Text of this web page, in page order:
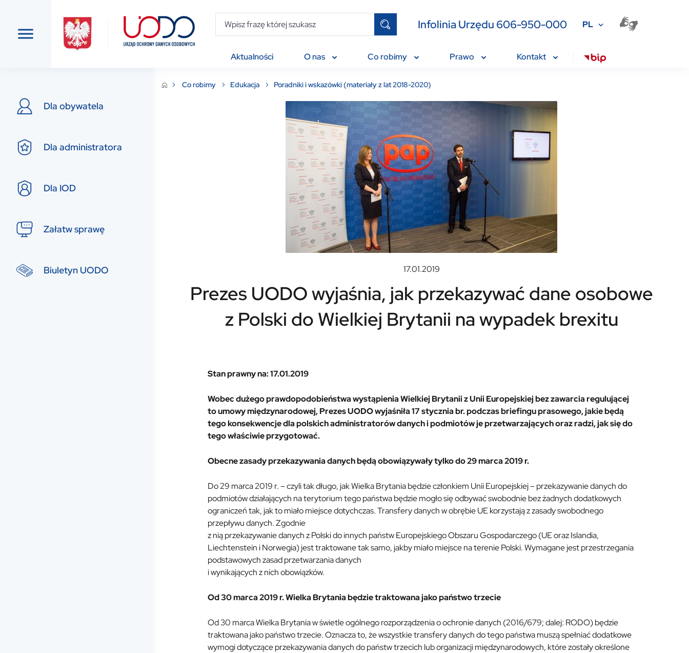
Infolinia Urzędu 606-950-000 PL
Aktualności O nas Co robimy Prawo Kontakt
Dla obywatela
Dla administratora
Dla IOD
Załatw sprawę
Biuletyn UODO
Co robimy Edukacja Poradniki i wskazówki (materiały z lat 2018-2020)
17.01.2019
Prezes UODO wyjaśnia, jak przekazywać dane osobowe
z Polski do Wielkiej Brytanii na wypadek brexitu
Stan prawny na: 17.01.2019
Wobec dużego prawdopodobieństwa wystąpienia Wielkiej Brytanii z Unii Europejskiej bez zawarcia regulującej
to umowy międzynarodowej, Prezes UODO wyjaśniła 17 stycznia br. podczas briefingu prasowego, jakie będą
tego konsekwencje dla polskich administratorów danych i podmiotów je przetwarzających oraz radzi, jak się do
tego właściwie przygotować.
Obecne zasady przekazywania danych będą obowiązywały tylko do 29 marca 2019 r.
Do 29 marca 2019 r. – czyli tak długo, jak Wielka Brytania będzie członkiem Unii Europejskiej – przekazywanie danych do
podmiotów działających na terytorium tego państwa będzie mogło się odbywać swobodnie bez żadnych dodatkowych
ograniczeń tak, jak to miało miejsce dotychczas. Transfery danych w obrębie UE korzystają z zasady swobodnego
przepływu danych. Zgodnie
z nią przekazywanie danych z Polski do innych państw Europejskiego Obszaru Gospodarczego (UE oraz Islandia,
Liechtenstein i Norwegia) jest traktowane tak samo, jakby miało miejsce na terenie Polski. Wymagane jest przestrzegania
podstawowych zasad przetwarzania danych
i wynikających z nich obowiązków.
Od 30 marca 2019 r. Wielka Brytania będzie traktowana jako państwo trzecie
Od 30 marca Wielka Brytania w świetle ogólnego rozporządzenia o ochronie danych (2016/679; dalej: RODO) będzie
traktowana jako państwo trzecie. Oznacza to, że wszystkie transfery danych do tego państwa muszą spełniać dodatkowe
wymogi dotyczące przekazywania danych do państw trzecich lub organizacji międzynarodowych, które zostały określone